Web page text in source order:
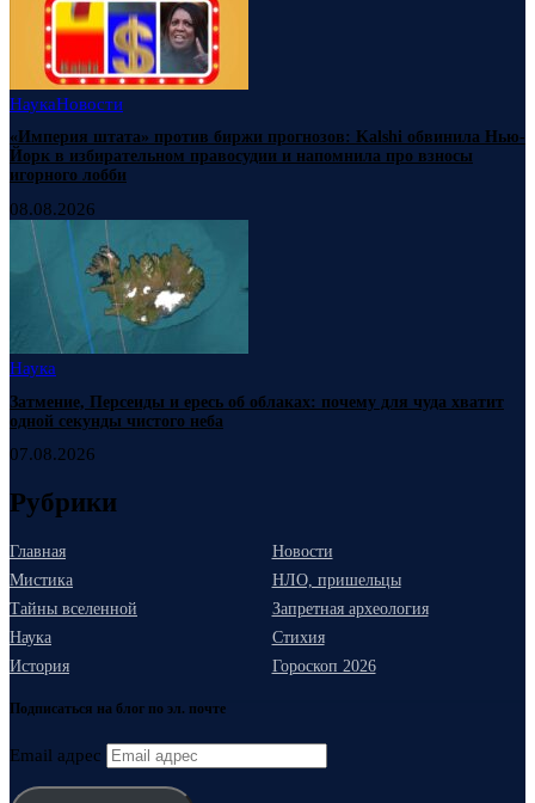
НаукаНовости
«Империя штата» против биржи прогнозов: Kalshi обвинила Нью-
Йорк в избирательном правосудии и напомнила про взносы
игорного лобби
08.08.2026
Наука
Затмение, Персеиды и ересь об облаках: почему для чуда хватит
одной секунды чистого неба
07.08.2026
Рубрики
Главная
Новости
Мистика
НЛО, пришельцы
Тайны вселенной
Запретная археология
Наука
Стихия
История
Гороскоп 2026
Подписаться на блог по эл. почте
Email адрес